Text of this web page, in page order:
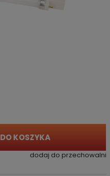
DO KOSZYKA
dodaj do przechowalni